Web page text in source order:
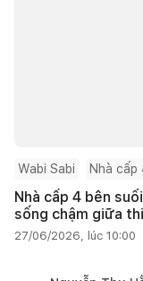
Wabi Sabi Nhà cấp
Nhà cấp 4 bên
sống chậm giữa
27/06/2026, lúc 10:00